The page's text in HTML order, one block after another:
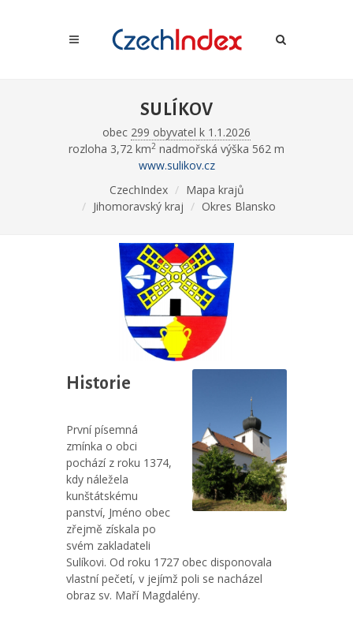
SULÍKOV
obec 299 obyvatel k 1.1.2026
rozloha 3,72 km2 nadmořská výška 562 m
www.sulikov.cz
CzechIndex
Mapa krajů
Jihomoravský kraj
Okres Blansko
Historie
První písemná
zmínka o obci
pochází z roku 1374,
kdy náležela
kunštátskému
panství, Jméno obec
zřejmě získala po
svém zakladateli
Sulíkovi. Od roku 1727 obec disponovala
vlastní pečetí, v jejímž poli se nacházel
obraz sv. Maří Magdalény.